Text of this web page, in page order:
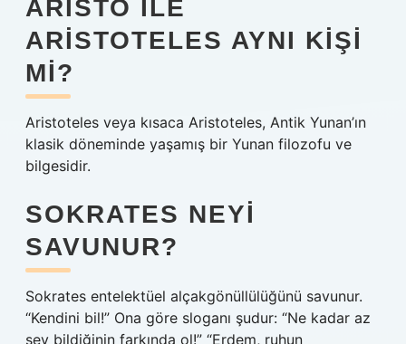
ARISTO ILE
ARISTOTELES AYNI KIŞI
MI?
Aristoteles veya kısaca Aristoteles, Antik Yunan’ın
klasik döneminde yaşamış bir Yunan filozofu ve
bilgesidir.
SOKRATES NEYI
SAVUNUR?
Sokrates entelektüel alçakgönüllülüğünü savunur.
“Kendini bil!” Ona göre sloganı şudur: “Ne kadar az
şey bildiğinin farkında ol!” “Erdem, ruhun